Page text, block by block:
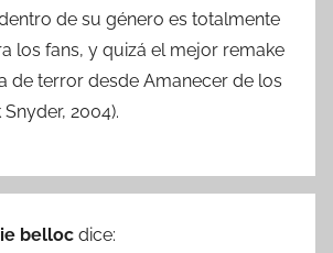
de su género es totalmente
los fans, y quizá el mejor remake
de terror desde Amanecer de los
2004).
belloc dice: